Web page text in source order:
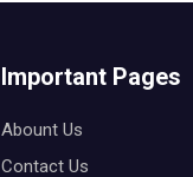
Important Pages
Abount Us
Contact Us